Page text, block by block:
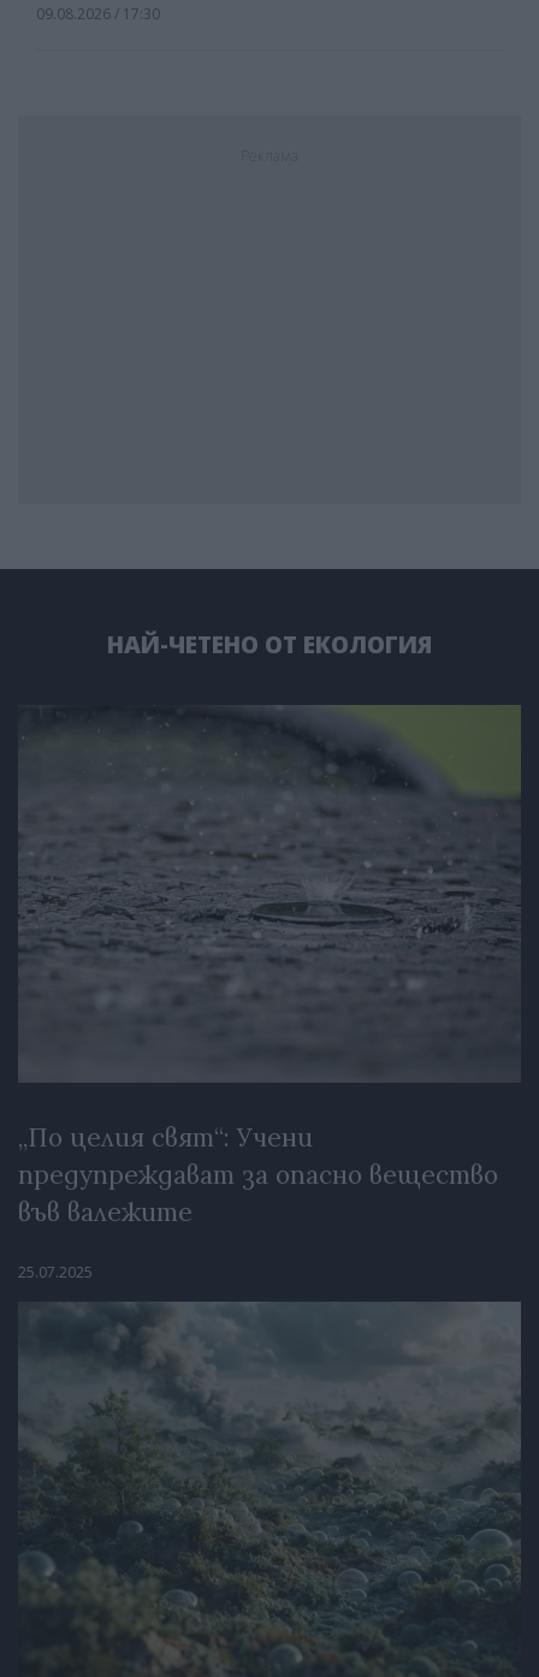
09.08.2026 / 17:30
НАЙ-ЧЕТЕНО ОТ ЕКОЛОГИЯ
„По целия свят“: Учени
предупреждават за опасно вещество
във валежите
25.07.2025